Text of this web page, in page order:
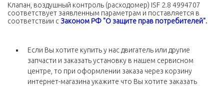
Клапан, воздушный контроль (расходомер) ISF 2.8 4994707
соответствует заявленным параметрам и поставляется в
соответствии с Законом РФ "О защите прав потребителей".
Если Вы хотите купить у нас двигатель или другие
запчасти и заказать установку в нашем сервисном
центре, то при оформлении заказа через корзину
интернет-магазина укажите что Вы хотите заказать